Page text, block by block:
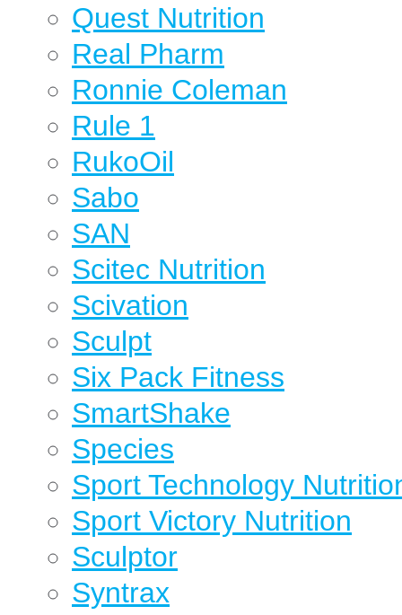
Quest Nutrition
Real Pharm
Ronnie Coleman
Rule 1
RukoOil
Sabo
SAN
Scitec Nutrition
Scivation
Sculpt
Six Pack Fitness
SmartShake
Species
Sport Technology
Sport Victory Nutrition
Sculptor
Syntrax